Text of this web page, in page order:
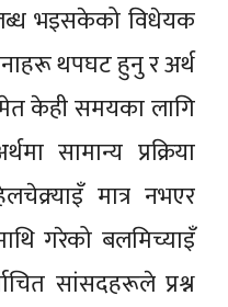
भइसकेको विधेयक
थपघट हुनु र अर्थ
केही समयका लागि
सामान्य प्रक्रिया
मात्र नभएर
गरेको बलमिच्याइँ
सांसदहरूले प्रश्न